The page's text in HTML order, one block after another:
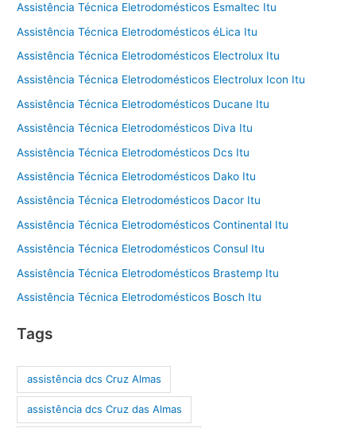
Assistência Técnica Eletrodomésticos Esmaltec Itu
Assistência Técnica Eletrodomésticos éLica Itu
Assistência Técnica Eletrodomésticos Electrolux Itu
Assistência Técnica Eletrodomésticos Electrolux Icon Itu
Assistência Técnica Eletrodomésticos Ducane Itu
Assistência Técnica Eletrodomésticos Diva Itu
Assistência Técnica Eletrodomésticos Dcs Itu
Assistência Técnica Eletrodomésticos Dako Itu
Assistência Técnica Eletrodomésticos Dacor Itu
Assistência Técnica Eletrodomésticos Continental Itu
Assistência Técnica Eletrodomésticos Consul Itu
Assistência Técnica Eletrodomésticos Brastemp Itu
Assistência Técnica Eletrodomésticos Bosch Itu
Tags
assistência dcs Cruz Almas
assistência dcs Cruz das Almas